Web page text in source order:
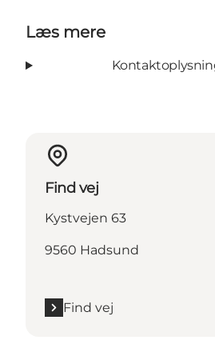
Læs mere
Find vej
Kystvejen 63
9560 Hadsund
Find vej